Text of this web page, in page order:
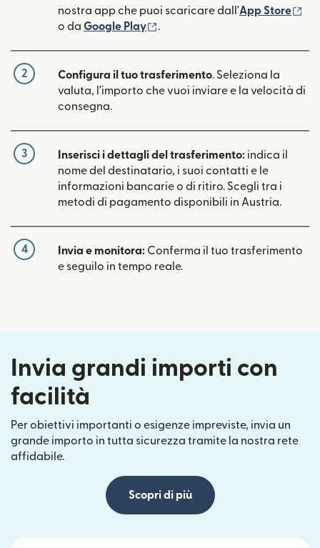
nostra app che puoi scaricare dall'App Store
o da Google Play (si apre in una nuova finestra)
.
2 Configura il tuo trasferimento. Seleziona la
valuta, l'importo che vuoi inviare e la velocità di
consegna.
3 Inserisci i dettagli del trasferimento: indica il
nome del destinatario, i suoi contatti e le
informazioni bancarie o di ritiro. Scegli tra i
metodi di pagamento disponibili in Austria.
4 Invia e monitora: Conferma il tuo trasferimento
e seguilo in tempo reale.
Invia grandi importi con
facilità
Per obiettivi importanti o esigenze impreviste, invia un
grande importo in tutta sicurezza tramite la nostra rete
affidabile.
Scopri di più